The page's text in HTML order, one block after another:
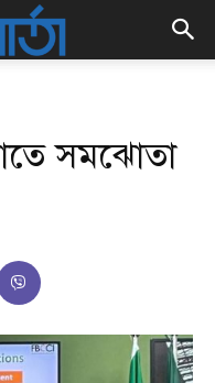
সমঝোতা